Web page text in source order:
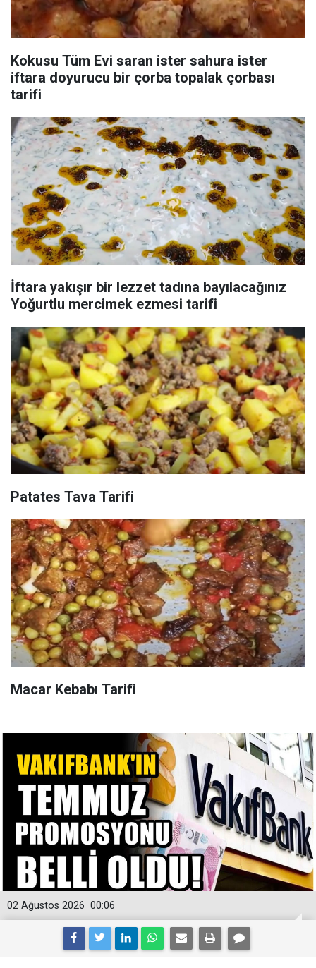
Kokusu Tüm Evi saran ister sahura ister
iftara doyurucu bir çorba topalak çorbası
tarifi
İftara yakışır bir lezzet tadına bayılacağınız
Yoğurtlu mercimek ezmesi tarifi
Patates Tava Tarifi
Macar Kebabı Tarifi
00:06
02 Ağustos 2026